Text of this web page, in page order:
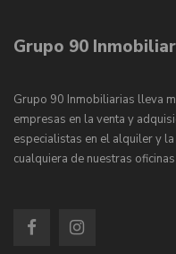
Grupo 90
Grupo 90 Inmobiliarias lleva
empresas en la venta y
especialistas en el alquiler y
cualquiera de nuestras